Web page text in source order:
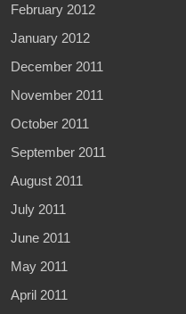
February 2012
January 2012
December 2011
November 2011
October 2011
September 2011
August 2011
July 2011
June 2011
May 2011
April 2011